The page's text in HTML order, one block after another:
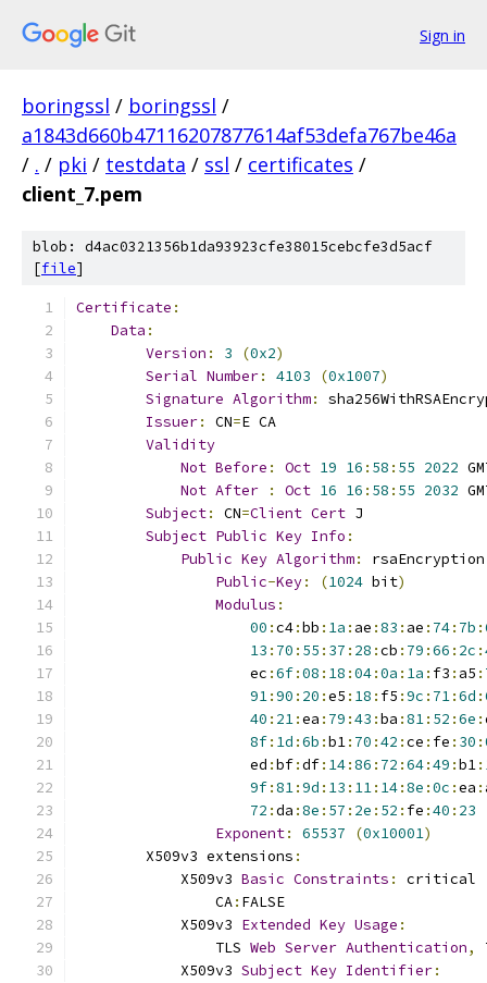
Sign in
boringssl / boringssl /
a1843d660b47116207877614af53defa767be46a
/ . / pki / testdata / ssl / certificates /
client_7.pem
blob: d4ac0321356b1da93923cfe38015cebcfe3d5acf
[file]
Certificate :
Data :
Version : 3 (0x2)
Serial Number: 4103 (0x1007)
Signature Algorithm:
Issuer: CN=E CA
Validity
Not Before : Oct 19 16 : 58 : 55 2022
Not After : Oct 16 16 : 58 : 55 2032
Subject: CN=Client Cert J
Subject Public Key Info :
Public Key Algorithm:
rsaEncryption
Public-Key: (1024 bit)
Modulus :
00 :c4:bb : 1a : ae :83 : ae : 74: 7b :
13 : 70 : 55 : 37 : 28 :cb : 79 :66 : 2c :
                    ec
:6f:08 : 18 :04:0a : 1a : f3 : a5 :
91:90 : 20 :e5 : 18 : f5 :9c : 71:6d :
40 : 21:ea : 79 :43 :ba :81: 52 :6e :
8f: 1d :6b :b1: 70 :42 :ce : fe : 30 :
                    ed
:bf:df: 14:86 : 72 :64:49 :b1:
9f:81:9d : 13 : 11: 14:8e :0c :ea :
72 :da :8e : 57 : 2e : 52 : fe :40 : 23
Exponent: 65537 (0x10001)
        X509v3 extensions
:
            X509v3
Basic Constraints :
critical
                CA
: FALSE
            X509v3
Extended Key Usage :
                TLS
Web Server Authentication,
            X509v3
Subject Key Identifier: